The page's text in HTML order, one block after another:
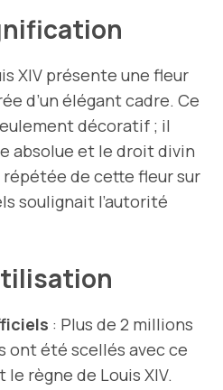
XIV présente une fleur
d’un élégant cadre. Ce
décoratif ; il
absolue et le droit divin
de cette fleur sur
soulignait l’autorité
: Plus de 2 millions
ont été scellés avec ce
règne de Louis XIV.